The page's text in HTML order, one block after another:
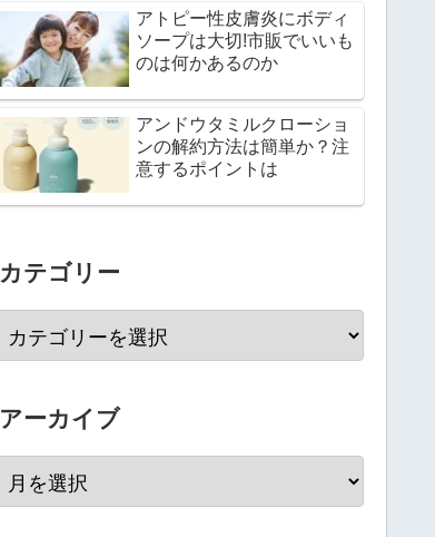
アトピー性皮膚炎にボディ
ソープは大切!市販でいいも
のは何かあるのか
アンドウタミルクローショ
ンの解約方法は簡単か？注
意するポイントは
カテゴリー
アーカイブ